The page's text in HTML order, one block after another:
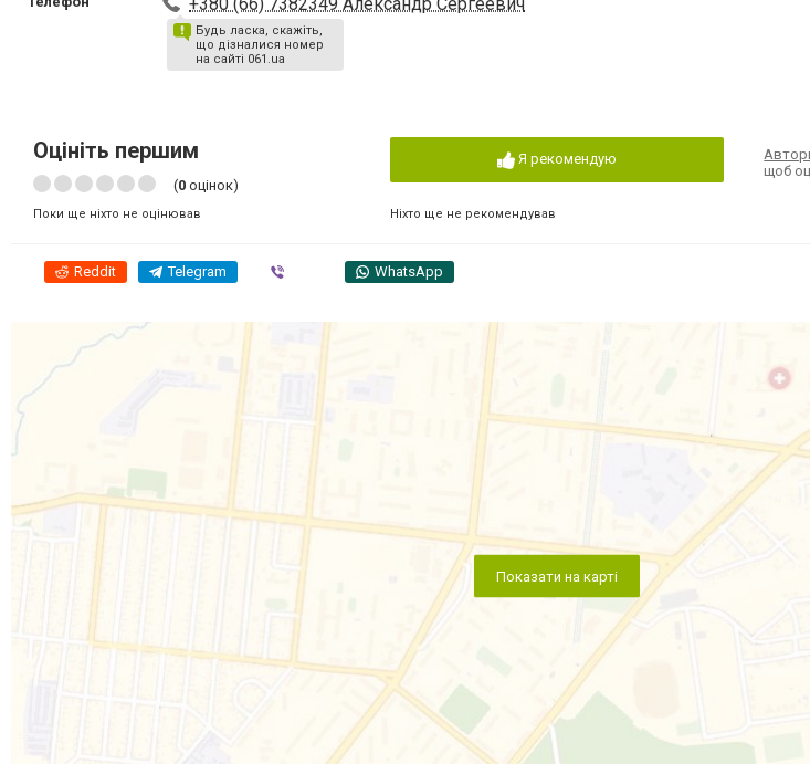
Будь ласка, скажіть,
що дізналися номер
на сайті 061.ua
Оцініть першим
(0 оцінок)
Поки ще ніхто не оцінював
Я рекомендую
Ніхто ще не рекомендував
щоб
Reddit Telegram WhatsApp
Показати на карті